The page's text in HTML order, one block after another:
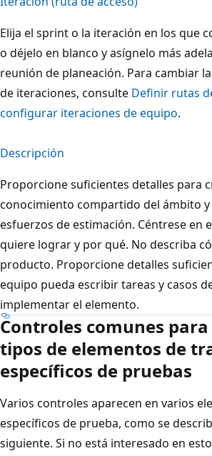
Elija el sprint o la iteración en los que
o déjelo en blanco y asígnelo más
reunión de planeación. Para cambiar
de iteraciones, consulte Definir rutas
configurar iteraciones de equipo.
Descripción
Proporcione suficientes detalles para
conocimiento compartido del ámbito y
esfuerzos de estimación. Céntrese en
quiere lograr y por qué. No describa
producto. Proporcione detalles
equipo pueda escribir tareas y casos
implementar el elemento.
Controles comunes
tipos de elementos de
específicos de pruebas
Varios controles aparecen en varios
específicos de prueba, como se
siguiente. Si no está interesado en